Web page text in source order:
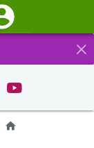
×